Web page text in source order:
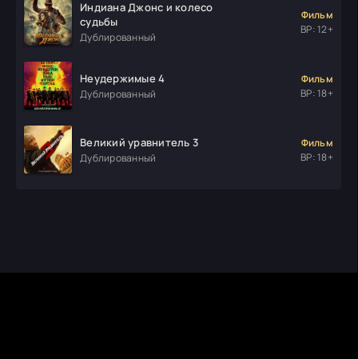
Индиана Джонс и колесо
судьбы
Дублированный
Фильм
ВР: 12+
Неудержимые 4
Дублированный
Фильм
ВР: 18+
Великий уравнитель 3
Дублированный
Фильм
ВР: 18+